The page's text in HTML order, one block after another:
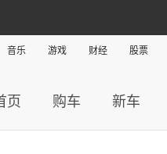
音乐 游戏 财经 股票
页 购车 新车